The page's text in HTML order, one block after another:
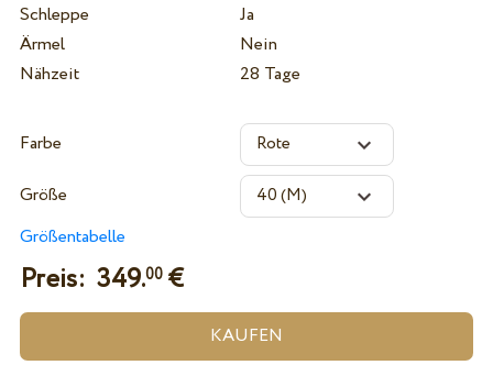
Schleppe
Ja
Ärmel
Nein
Nähzeit
28 Tage
Farbe
Größe
Größentabelle
Preis: 349.00€